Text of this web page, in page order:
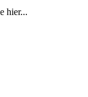
hier...